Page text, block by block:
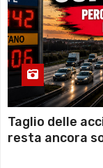
Taglio delle
resta ancora